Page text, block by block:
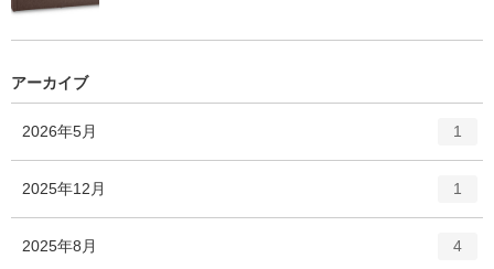
アーカイブ
2026年5月
リ
ー
1
2025年12月 1
2025年8月 4